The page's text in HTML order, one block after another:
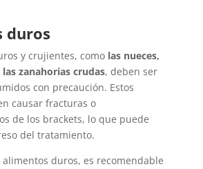
duros
y crujientes, comolas nueces,
zanahorias crudas, deben ser
con precaución. Estos
causar fracturas o
de los brackets, lo que puede
del tratamiento.
alimentos duros, es recomendable